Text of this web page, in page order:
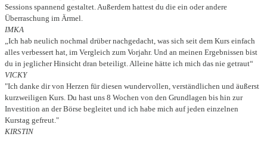
Sessions spannend gestaltet. Außerdem hattest du die ein oder andere
Überraschung im Ärmel.
IMKA
„Ich hab neulich nochmal drüber nachgedacht, was sich seit dem Kurs einfach
alles verbessert hat, im Vergleich zum Vorjahr. Und an meinen Ergebnissen bist
du in jeglicher Hinsicht dran beteiligt. Alleine hätte ich mich das nie getraut“
VICKY
"Ich danke dir von Herzen für diesen wundervollen, verständlichen und äußerst
kurzweiligen Kurs. Du hast uns 8 Wochen von den Grundlagen bis hin zur
Investition an der Börse begleitet und ich habe mich auf jeden einzelnen
Kurstag gefreut."
KIRSTIN